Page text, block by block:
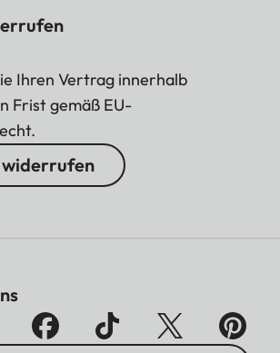
Ihren Vertrag innerhalb
Frist gemäß EU-